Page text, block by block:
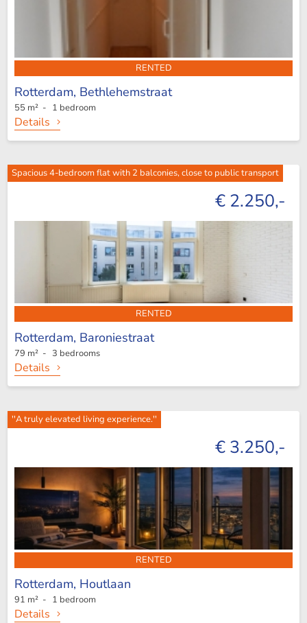
RENTED
Rotterdam, Bethlehemstraat
55 m² - 1 bedroom
Details
Spacious 4-bedroom flat with 2 balconies, close to public transport
€ 2.250,-
RENTED
Rotterdam, Baroniestraat
79 m² - 3 bedrooms
Details
''A truly elevated living experience.''
€ 3.250,-
RENTED
Rotterdam, Houtlaan
91 m² - 1 bedroom
Details